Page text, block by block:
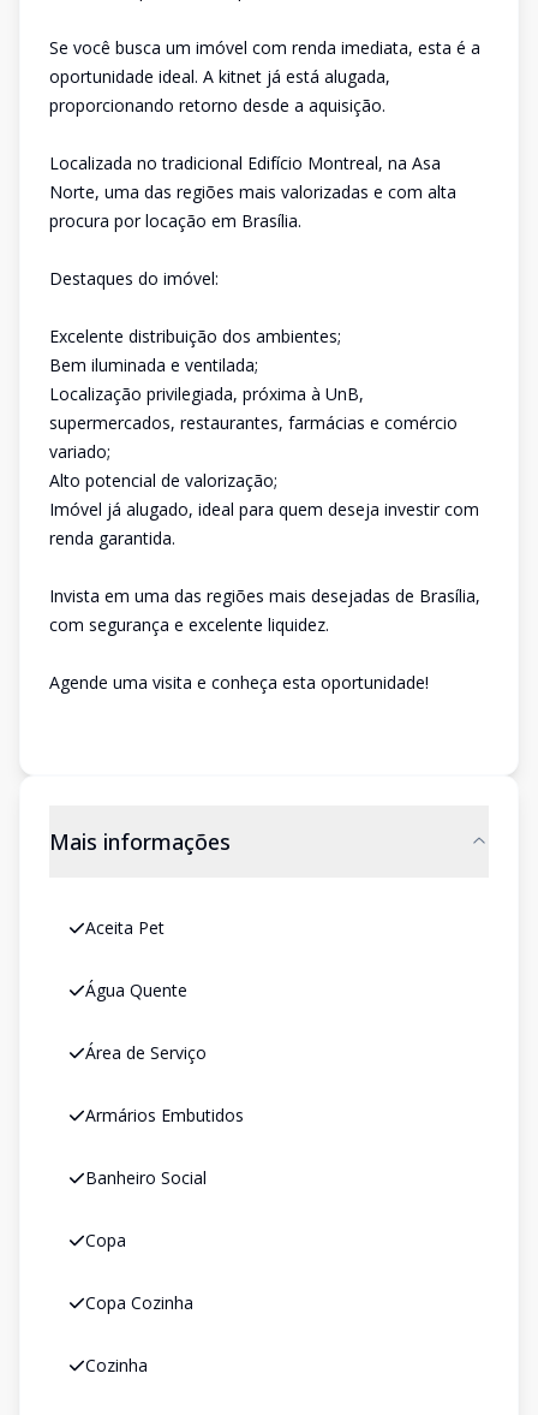
Se você busca um imóvel com renda imediata, esta é a
oportunidade ideal. A kitnet já está alugada,
proporcionando retorno desde a aquisição.
Localizada no tradicional Edifício Montreal, na Asa
Norte, uma das regiões mais valorizadas e com alta
procura por locação em Brasília.
Destaques do imóvel:
Excelente distribuição dos ambientes;
Bem iluminada e ventilada;
Localização privilegiada, próxima à UnB,
supermercados, restaurantes, farmácias e comércio
variado;
Alto potencial de valorização;
Imóvel já alugado, ideal para quem deseja investir com
renda garantida.
Invista em uma das regiões mais desejadas de Brasília,
com segurança e excelente liquidez.
Agende uma visita e conheça esta oportunidade!
Mais informações
Aceita Pet
Água Quente
Área de Serviço
Armários Embutidos
Banheiro Social
Copa
Copa Cozinha
Cozinha